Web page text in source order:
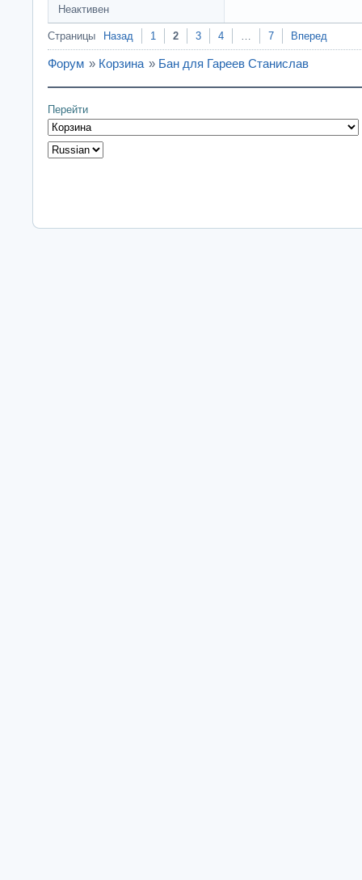
Неактивен
Страницы Назад 1 2 3 4 … 7 Вперед
Форум » Корзина » Бан для Гареев Станислав
Перейти